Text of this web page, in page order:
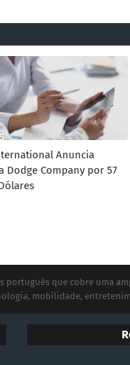
Anuncia
Dodge Company por 57
português que cobre uma
mobilidade,